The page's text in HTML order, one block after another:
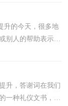
升的今天，很多地
别人的帮助表示感
...
升，答谢词在我们
一种礼仪文书，是